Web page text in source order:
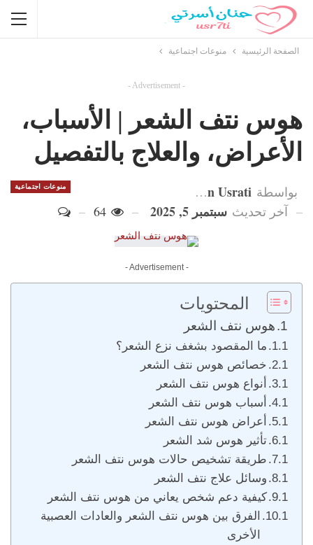
الصفحة الرئيسية منوعات اجتماعية
- Advertisement -
هوس نتف الشعر | الأسباب،
الأعراض، والعلاج بالتفصيل
منوعات اجتماعية بواسطة Hanan Usrati
آخر تحديث سبتمبر 5, 2025
- Advertisement -
المحتويات
هوس نتف الشعر
ما المقصود بشغف نزع الشعر؟
خصائص هوس نتف الشعر
أنواع هوس نتف الشعر
أسباب هوس نتف الشعر
أعراض هوس نتف الشعر
تأثير هوس شد الشعر
طريقة تشخيص حالات هوس نتف الشعر
وسائل علاج نتف الشعر
كيفية دعم شخص يعاني من هوس نتف الشعر
الفرق بين هوس نتف الشعر والعادات العصبية
الأخرى